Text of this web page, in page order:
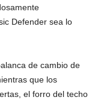
Defender sea lo
de cambio de
que los
el forro del techo